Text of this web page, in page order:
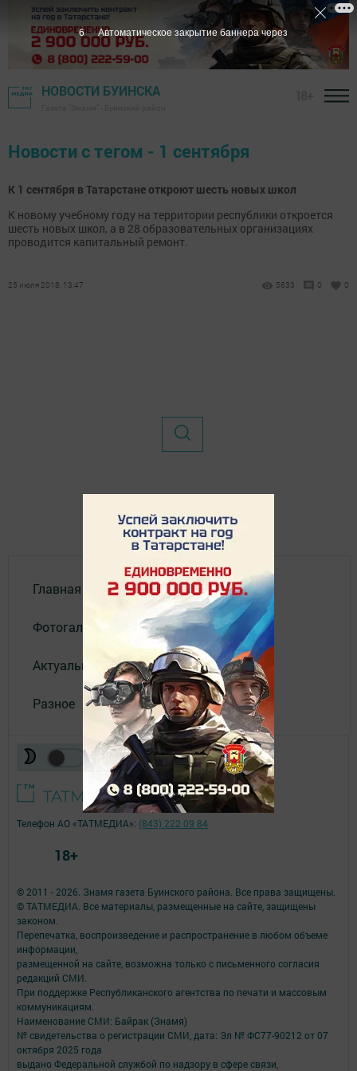
НОВОСТИ БУИНСКА
Новости с тегом - 1 сентября
К 1 сентября в Татарстане откроют шесть новых школ
К новому учебному году на территории республики откроется
шесть новых школ, а в 28 образовательных организациях
проводится капитальный ремонт.
25 июля 2018, 13:47 5633 0 0
Главная
Фотогалереи
Актуальное видео
Разное
© 2011 - 2026. Знамя газета Буинского района. Все права защищены.
© ТАТМЕДИА. Все материалы, размещенные на сайте, защищены
законом.
Перепечатка, воспроизведение и распространение в любом объеме
информации,
размещенной на сайте, возможна только с письменного согласия
редакций СМИ.
При поддержке Республиканского агентства по печати и массовым
коммуникациям.
Наименование СМИ: Байрак (Знамя)
№ свидетельства о регистрации СМИ, дата: Эл № ФС77-90212 от 07
октября 2025 года
выдано Федеральной службой по надзору в сфере связи,
Телефон АО «ТАТМЕДИА»: (843) 222 09 84
18+
6 Автоматическое закрытие баннера через